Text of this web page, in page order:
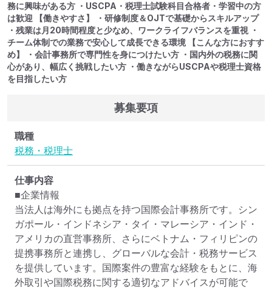
務に興味がある方 ・USCPA・税理士試験科目合格者・学習中の方
は歓迎 【働きやすさ】 ・研修制度＆OJTで基礎からスキルアップ
・残業は月20時間程度と少なめ、ワークライフバランスを重視 ・
チーム体制での業務で安心して成長できる環境 【こんな方におすす
め】 ・会計事務所で専門性を身につけたい方 ・国内外の税務に関
心があり、幅広く挑戦したい方 ・働きながらUSCPAや税理士資格
を目指したい方
募集要項
職種
税務・税理士
仕事内容
■企業情報
当法人は海外にも拠点を持つ国際会計事務所です。シン
ガポール・インドネシア・タイ・マレーシア・インド・
アメリカの直営事務所、さらにベトナム・フィリピンの
提携事務所と連携し、グローバルな会計・税務サービス
を提供しています。国際案件の豊富な経験をもとに、海
外取引や国際税務に関する適切なアドバイスが可能で